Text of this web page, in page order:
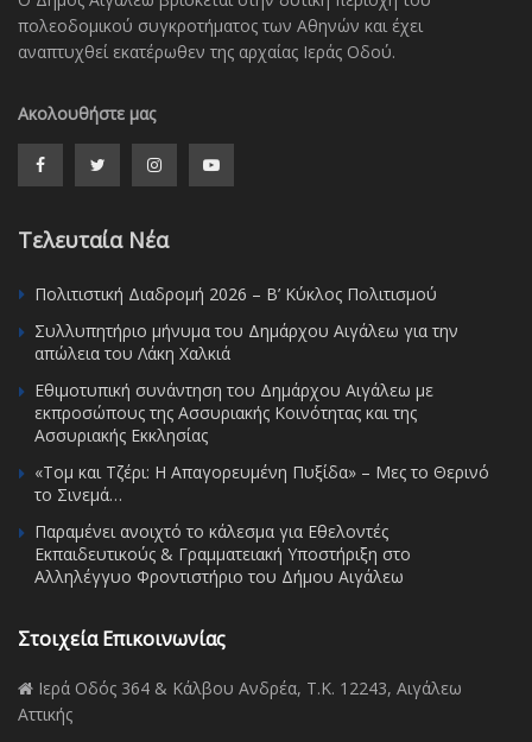
πολεοδομικού συγκροτήματος των Αθηνών και έχει
αναπτυχθεί εκατέρωθεν της αρχαίας Ιεράς Οδού.
Ακολουθήστε μας
Τελευταία Νέα
Πολιτιστική Διαδρομή 2026 – Β’ Κύκλος Πολιτισμού
Συλλυπητήριο μήνυμα του Δημάρχου Αιγάλεω για την
απώλεια του Λάκη Χαλκιά
Εθιμοτυπική συνάντηση του Δημάρχου Αιγάλεω με
εκπροσώπους της Ασσυριακής Κοινότητας και της
Ασσυριακής Εκκλησίας
«Τομ και Τζέρι: Η Απαγορευμένη Πυξίδα» – Μες το Θερινό
το Σινεμά…
Παραμένει ανοιχτό το κάλεσμα για Εθελοντές
Εκπαιδευτικούς & Γραμματειακή Υποστήριξη στο
Αλληλέγγυο Φροντιστήριο του Δήμου Αιγάλεω
Στοιχεία Επικοινωνίας
Ιερά Οδός 364 & Κάλβου Ανδρέα, Τ.Κ. 12243, Αιγάλεω
Αττικής